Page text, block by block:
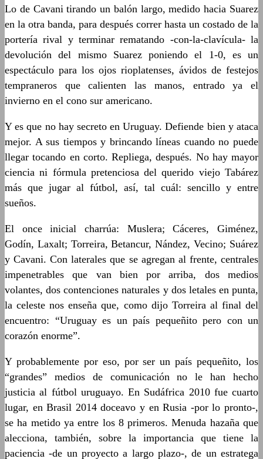
Lo de Cavani tirando un balón largo, medido hacia Suarez
en la otra banda, para después correr hasta un costado de la
portería rival y terminar rematando -con-la-clavícula- la
devolución del mismo Suarez poniendo el 1-0, es un
espectáculo para los ojos rioplatenses, ávidos de festejos
tempraneros que calienten las manos, entrado ya el
invierno en el cono sur americano.
Y es que no hay secreto en Uruguay. Defiende bien y ataca
mejor. A sus tiempos y brincando líneas cuando no puede
llegar tocando en corto. Repliega, después. No hay mayor
ciencia ni fórmula pretenciosa del querido viejo Tabárez
más que jugar al fútbol, así, tal cuál: sencillo y entre
sueños.
El once inicial charrúa: Muslera; Cáceres, Giménez,
Godín, Laxalt; Torreira, Betancur, Nández, Vecino; Suárez
y Cavani. Con laterales que se agregan al frente, centrales
impenetrables que van bien por arriba, dos medios
volantes, dos contenciones naturales y dos letales en punta,
la celeste nos enseña que, como dijo Torreira al final del
encuentro: “Uruguay es un país pequeñito pero con un
corazón enorme”.
Y probablemente por eso, por ser un país pequeñito, los
“grandes” medios de comunicación no le han hecho
justicia al fútbol uruguayo. En Sudáfrica 2010 fue cuarto
lugar, en Brasil 2014 doceavo y en Rusia -por lo pronto-,
se ha metido ya entre los 8 primeros. Menuda hazaña que
alecciona, también, sobre la importancia que tiene la
paciencia -de un proyecto a largo plazo-, de un estratega